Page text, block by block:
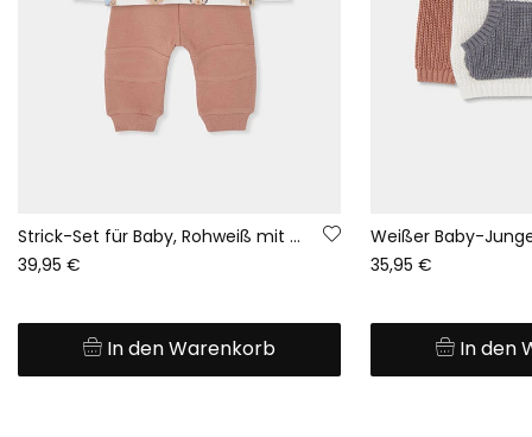
Strick-Set für Baby, Rohweiß mit Eulen-Aufdruck
39,95 €
In den Warenkorb
35,95 €
In den